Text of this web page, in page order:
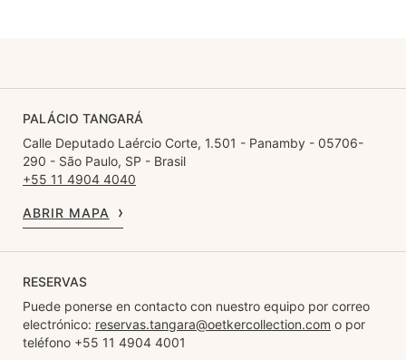
PALÁCIO TANGARÁ
Calle Deputado Laércio Corte, 1.501 - Panamby - 05706-
290 - São Paulo, SP - Brasil
+55 11 4904 4040
ABRIR MAPA
RESERVAS
Puede ponerse en contacto con nuestro equipo por correo
electrónico: reservas.tangara@oetkercollection.com o por
teléfono +55 11 4904 4001